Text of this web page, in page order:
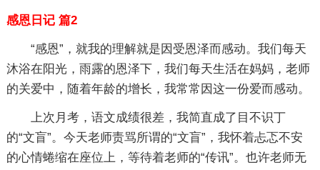
感恩日记 篇2
“感恩”，就我的理解就是因受恩泽而感动。我们每天
沐浴在阳光，雨露的恩泽下，我们每天生活在妈妈，老师
的关爱中，随着年龄的增长，我常常因这一份爱而感动。
上次月考，语文成绩很差，我简直成了目不识丁
的“文盲”。今天老师责骂所谓的“文盲”，我怀着忐忑不安
的心情蜷缩在座位上，等待着老师的“传讯”。也许老师无